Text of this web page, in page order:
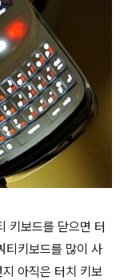
키보드를 닫으면 터
티키보드를 많이 사
아직은 터치 키보